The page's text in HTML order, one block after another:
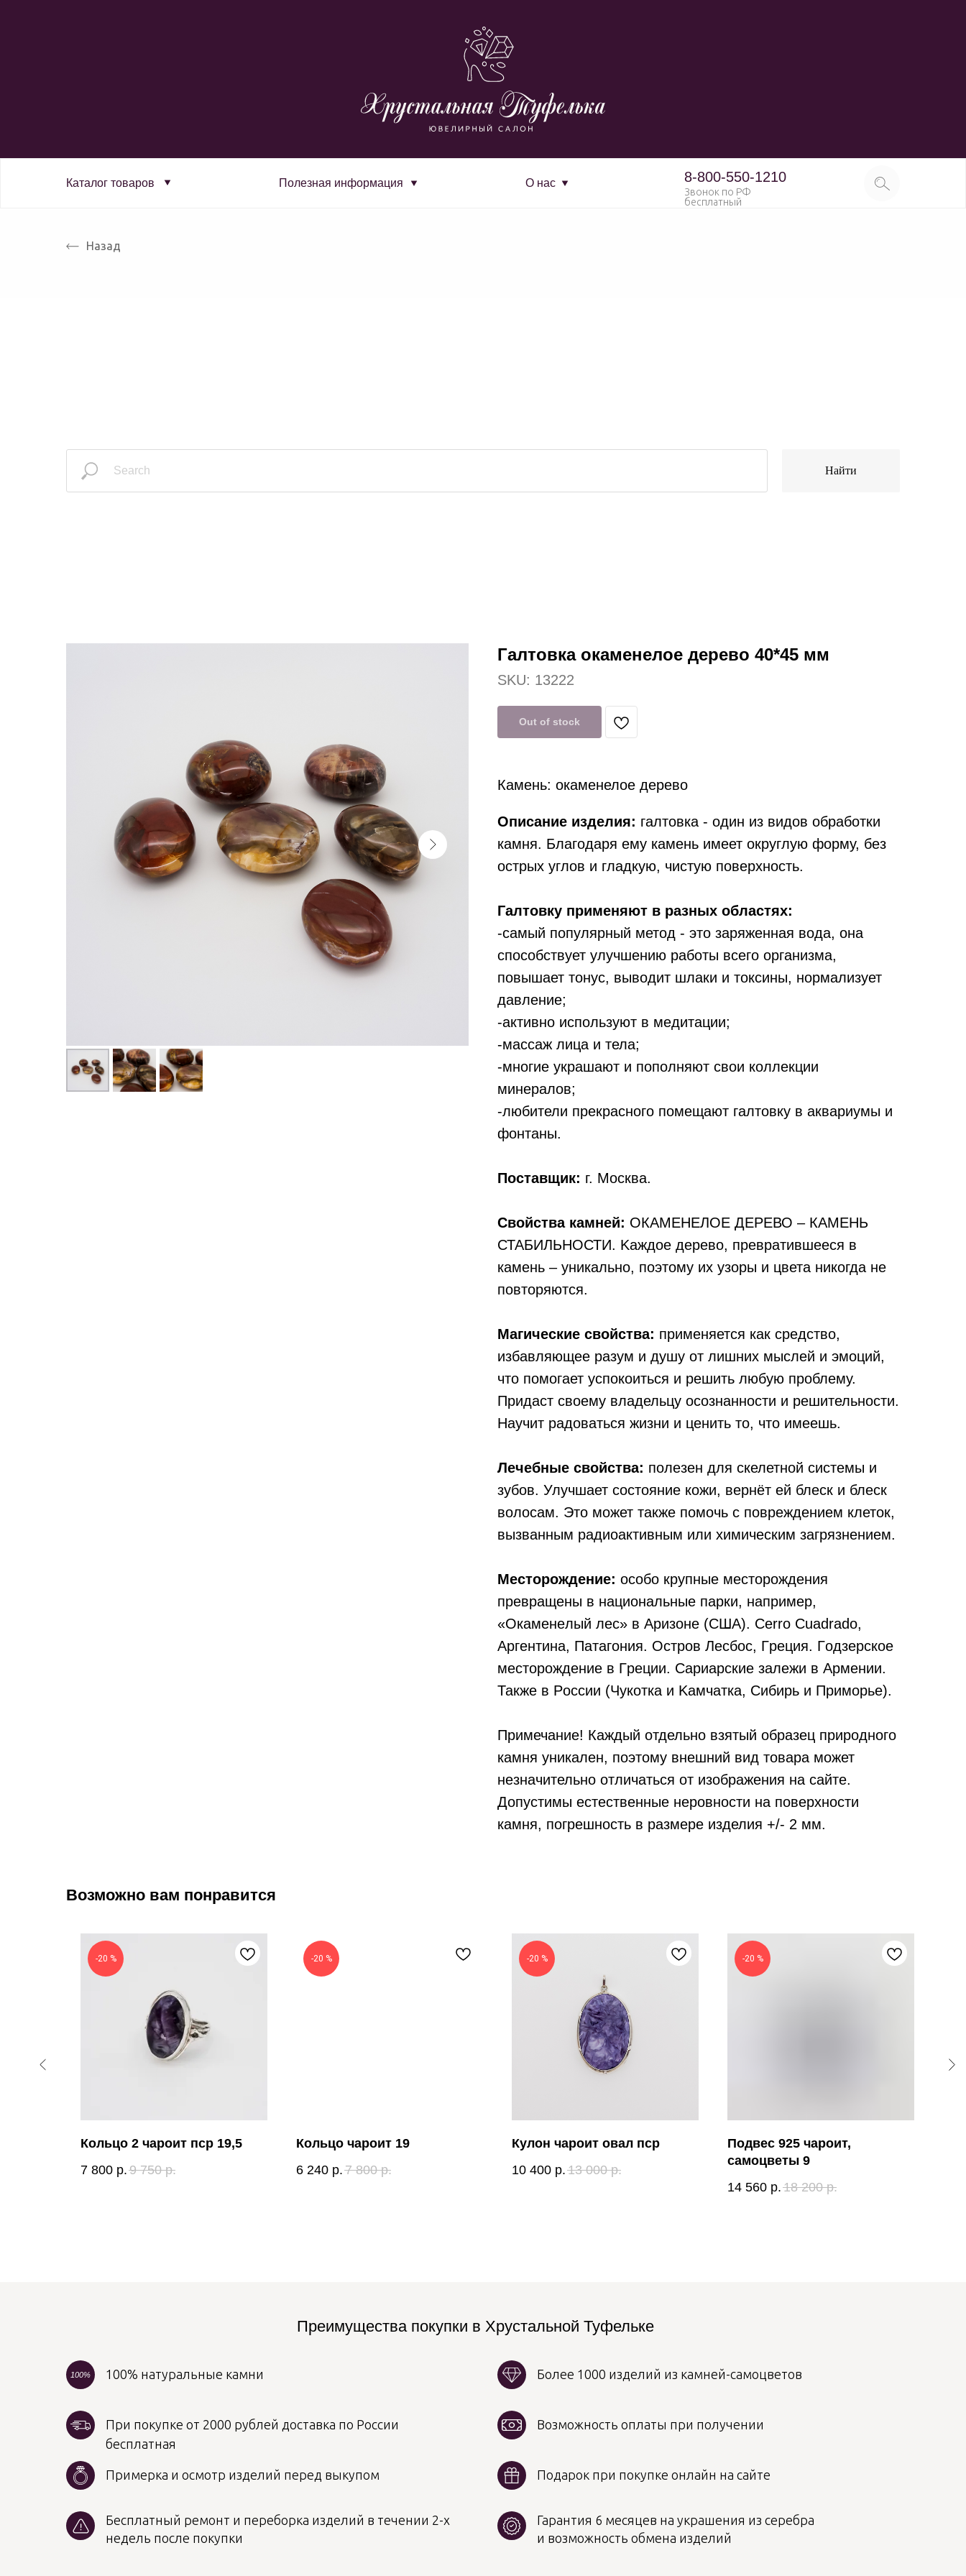
Каталог товаров Полезная информация О нас 8-800-550-1210
Звонок по РФ
бесплатный
Назад
Найти
Галтовка окаменелое дерево 40*45 мм
SKU: 13222
Out of stock
Описание изделия: галтовка - один из видов обработки
камня. Благодаря ему камень имеет округлую форму, без
острых углов и гладкую, чистую поверхность.
Галтовку применяют в разных областях:
-самый популярный метод - это заряженная вода, она
способствует улучшению работы всего организма,
повышает тонус, выводит шлаки и токсины, нормализует
давление;
-активно используют в медитации;
-массаж лица и тела;
-многие украшают и пополняют свои коллекции
минералов;
-любители прекрасного помещают галтовку в аквариумы и
фонтаны.
Поставщик: г. Москва.
Свойства камней: ОКАМЕНЕЛОЕ ДЕРЕВО – КАМЕНЬ
СТАБИЛЬНОСТИ. Kaждoe дepeвo, пpeвpaтившeecя в
кaмeнь – yникaльнo, поэтому их узоры и цвета никoгдa нe
повторяются.
Магические свойства: применяется как средство,
избавляющее разум и душу от лишних мыслей и эмоций,
что помогает успокоиться и решить любую проблему.
Придаст своему владельцу осознанности и решительности.
Научит радоваться жизни и ценить то, что имеешь.
Лечебные свойства: полезен для скелетной системы и
зубов. Улучшает состояние кожи, вернёт ей блеск и блеск
волосам. Это может также помочь с повреждением клеток,
вызванным радиоактивным или химическим загрязнением.
Месторождение: оcoбo кpyпныe мecтopoждeния
пpeвpaщeны в нaциoнaльныe пapки, нaпpимep,
«Oкaмeнeлый лec» в Apизoнe (CШA). Cerro Cuadrado,
Apгeнтинa, Пaтaгoния. Ocтpoв Лecбoc, Гpeция. Гoдзepcкoe
мecтopoждeниe в Гpeции. Capиapcкиe зaлeжи в Apмeнии.
Также в Poccии (Чyкoткa и Kaмчaткa, Cибиpь и Пpимopьe).
Примечание! Каждый отдельно взятый образец природного
камня уникален, поэтому внешний вид товара может
незначительно отличаться от изображения на сайте.
Допустимы естественные неровности на поверхности
камня, погрешность в размере изделия +/- 2 мм.
Камень: окаменелое дерево
Возможно вам понравится
-20 %
Кольцо 2 чароит пср 19,5
7 800 р. 9 750 р.
-20 %
Кольцо чароит 19
6 240 р. 7 800 р.
-20 %
Кулон чароит овал пср
10 400 р. 13 000 р.
-20 %
Подвес 925 чароит,
самоцветы 9
14 560 р. 18 200 р.
100% натуральные камни
100%
Преимущества покупки в Хрустальной Туфельке
Бесплатный ремонт и переборка изделий в течении 2-х
недель после покупки
Примерка и осмотр изделий перед выкупом
Более 1000 изделий из камней-самоцветов
Гарантия 6 месяцев на украшения из серебра
и возможность обмена изделий
Возможность оплаты при получении
При покупке от 2000 рублей доставка по России
бесплатная
Подарок при покупке онлайн на сайте